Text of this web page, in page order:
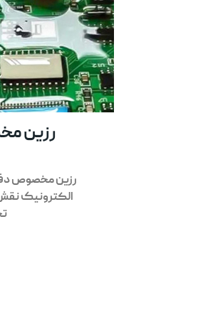
رزین
رزین مخصوص
الکترونیک نقش